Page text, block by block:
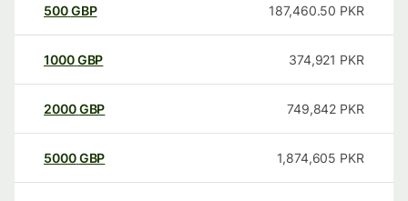
500GBP 187,460.50 PKR
1000GBP 374,921 PKR
2000GBP 749,842 PKR
5000GBP 1,874,605 PKR